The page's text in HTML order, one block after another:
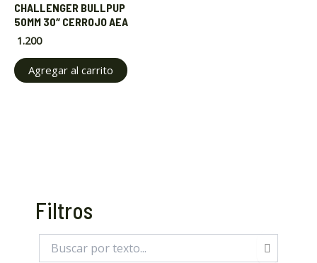
Filtros
CHALLENGER BULLPUP
50MM 30″ CERROJO AEA
1.200
Agregar al carrito